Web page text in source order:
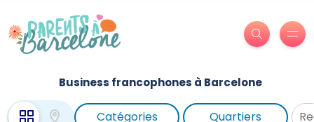
Business francophones à Barcelone
Catégories Quartiers